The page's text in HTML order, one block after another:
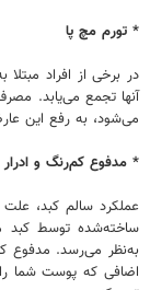
* تورم مچ پا
در برخی از افراد
آنها تجمع می‌یابد.
می‌شود، به رفع این
* مدفوع کم‌رنگ و ادرار
عملکرد سالم کبد،
ساخته‌شده توسط کبد
به‌نظر می‌رسد. مدفوع
اضافی که پوست شما را